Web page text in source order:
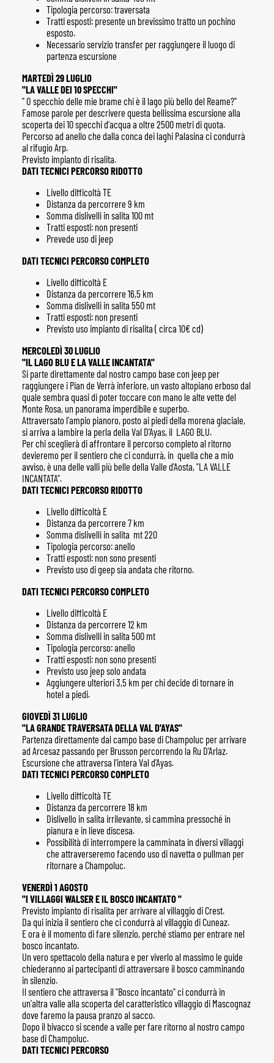
Tipologia percorso: traversata
Tratti esposti: presente un brevissimo tratto un pochino
esposto.
Necessario servizio transfer per raggiungere il luogo di
partenza escursione
MARTEDÌ 29 LUGLIO
"LA VALLE DEI 10 SPECCHI"
" O specchio delle mie brame chi è il lago più bello del Reame?"
Famose parole per descrivere questa bellissima escursione alla
scoperta dei 10 specchi d'acqua a oltre 2500 metri di quota.
Percorso ad anello che dalla conca dei laghi Palasina ci condurrà
al rifugio Arp.
Previsto impianto di risalita.
DATI TECNICI PERCORSO RIDOTTO
Livello difficoltà TE
Distanza da percorrere 9 km
Somma dislivelli in salita 100 mt
Tratti esposti: non presenti
Prevede uso di jeep
DATI TECNICI PERCORSO COMPLETO
Livello difficoltà E
Distanza da percorrere 16,5 km
Somma dislivelli in salita 550 mt
Tratti esposti: non presenti
Previsto uso impianto di risalita ( circa 10€ cd)
MERCOLEDÌ 30 LUGLIO
"IL LAGO BLU E LA VALLE INCANTATA"
Si parte direttamente dal nostro campo base con jeep per
raggiungere i Pian de Verrà inferiore, un vasto altopiano erboso dal
quale sembra quasi di poter toccare con mano le alte vette del
Monte Rosa, un panorama imperdibile e superbo.
Attraversato l'ampio pianoro, posto ai piedi della morena glaciale,
si arriva a lambire la perla della Val D'Ayas, il LAGO BLU.
Per chi sceglierà di affrontare il percorso completo al ritorno
devieremo per il sentiero che ci condurrà, in quella che a mio
avviso, è una delle valli più belle della Valle d'Aosta, "LA VALLE
INCANTATA".
DATI TECNICI PERCORSO RIDOTTO
Livello difficoltà E
Distanza da percorrere 7 km
Somma dislivelli in salita mt 220
Tipologia percorso: anello
Tratti esposti: non sono presenti
Previsto uso di geep sia andata che ritorno.
DATI TECNICI PERCORSO COMPLETO
Livello difficoltà E
Distanza da percorrere 12 km
Somma dislivelli in salita 500 mt
Tipologia percorso: anello
Tratti esposti: non sono presenti
Previsto uso jeep solo andata
Aggiungere ulteriori 3,5 km per chi decide di tornare in
hotel a piedi.
GIOVEDÌ 31 LUGLIO
"LA GRANDE TRAVERSATA DELLA VAL D'AYAS"
Partenza direttamente dal campo base di Champoluc per arrivare
ad Arcesaz passando per Brusson percorrendo la Ru D'Arlaz.
Escursione che attraversa l'intera Val d'Ayas.
DATI TECNICI PERCORSO COMPLETO
Livello difficoltà TE
Distanza da percorrere 18 km
Dislivello in salita irrilevante, si cammina pressoché in
pianura e in lieve discesa.
Possibilità di interrompere la camminata in diversi villaggi
che attraverseremo facendo uso di navetta o pullman per
ritornare a Champoluc.
VENERDÌ 1 AGOSTO
"I VILLAGGI WALSER E IL BOSCO INCANTATO "
Previsto impianto di risalita per arrivare al villaggio di Crest.
Da qui inizia il sentiero che ci condurrà al villaggio di Cuneaz.
E ora è il momento di fare silenzio, perché stiamo per entrare nel
bosco incantato.
Un vero spettacolo della natura e per viverlo al massimo le guide
chiederanno ai partecipanti di attraversare il bosco camminando
in silenzio.
Il sentiero che attraversa il "Bosco incantato" ci condurrà in
un'altra valle alla scoperta del caratteristico villaggio di Mascognaz
dove faremo la pausa pranzo al sacco.
Dopo il bivacco si scende a valle per fare ritorno al nostro campo
base di Champoluc.
DATI TECNICI PERCORSO